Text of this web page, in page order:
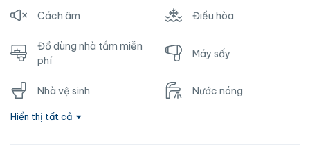
Cách âm Điều hòa
Đồ dùng nhà tắm miễn
phí
Máy sấy
Nhà vệ sinh Nước nóng
Ổ cắm gần giường
Hiển thị tất cả